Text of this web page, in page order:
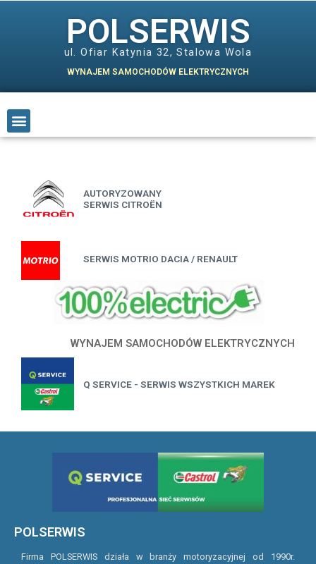
POLSERWIS
ul. Ofiar Katynia 32, Stalowa Wola
WYNAJEM SAMOCHODÓW ELEKTRYCZNYCH
AUTORYZOWANY
SERWIS CITROËN
SERWIS MOTRIO DACIA / RENAULT
WYNAJEM SAMOCHODÓW ELEKTRYCZNYCH
Q SERVICE - SERWIS WSZYSTKICH MAREK
POLSERWIS
Firma POLSERWIS działa w branży motoryzacyjnej od 1990r.